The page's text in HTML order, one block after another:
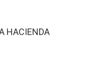
HACIENDA